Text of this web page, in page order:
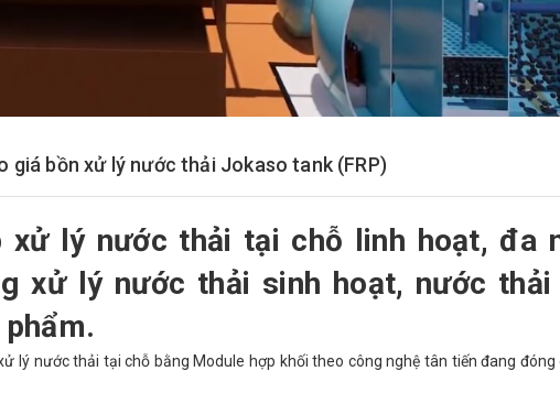
giá bồn xử lý nước thải Jokaso tank (FRP)
xử lý nước thải tại chỗ linh hoạt, đa
xử lý nước thải sinh hoạt, nước thải
lý nước thải tại chỗ bằng Module hợp khối theo công nghệ tân tiến đang đóng